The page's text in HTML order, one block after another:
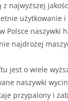
z najwyższej
użytkowanie
Polsce naszywki
najdrożej
jest o wiele
naszywki
przypalony i